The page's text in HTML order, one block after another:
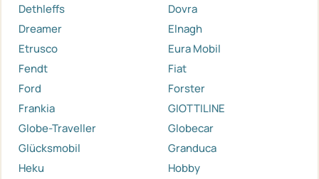
Dethleffs
Dovra
Dreamer
Elnagh
Etrusco
Eura Mobil
Fendt
Fiat
Ford
Forster
Frankia
GIOTTILINE
Globe-Traveller
Globecar
Glücksmobil
Granduca
Heku
Hobby